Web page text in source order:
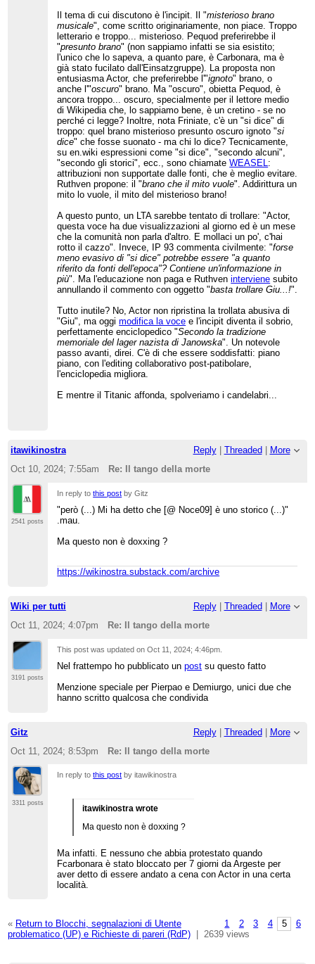
Il tema di cui discutono è l'incipit. Il "misterioso brano
musicale", come scritto originariamente, non piace. Troppo
letterario e troppo... misterioso. Pequod preferirebbe il
"presunto brano" (non sappiamo infatti se sia esistito;
l'unico che lo sapeva, a quanto pare, è Carbonara, ma è
già stato fucilato dall'Einsatzgruppe). La proposta non
entusiasma Actor, che preferirebbe l'"ignoto" brano, o
anche l'"oscuro" brano. Ma "oscuro", obietta Pequod, è
ancora troppo... oscuro, specialmente per il lettore medio
di Wikipedia che, lo sappiamo bene, è un cretino - se no
perché ci legge? Inoltre, nota Friniate, c'è un "si dice" di
troppo: quel brano misterioso presunto oscuro ignoto "si
dice" che fosse suonato - ma chi lo dice? Tecnicamente,
su en.wiki espressioni come "si dice", "secondo alcuni",
"secondo gli storici", ecc., sono chiamateWEASEL :
attribuzioni non supportate dalle fonti, che è meglio evitare.
Ruthven propone: il "brano che il mito vuole". Addirittura un
mito lo vuole, il mito del misterioso brano!
A questo punto, un LTA sarebbe tentato di trollare: "Actor,
questa voce ha due visualizzazioni al giorno ed è un mese
che la comunità non parla d'altro. E mollaci un po', c'hai
rotto il cazzo". Invece, IP 93 commenta civilmente: "forse
meno evasivo di "si dice" potrebbe essere "a quanto
riferito da fonti dell'epoca"? Contiene un'informazione in
più". Ma l'educazione non paga e Ruthveninterviene subito
annullando il commento con oggetto "basta trollare Giu...!".
Tutto inutile? No, Actor non ripristina la trollata abusiva di
"Giu", ma oggimodifica la voce e l'incipit diventa il sobrio,
perfettamente enciclopedico "Secondo la tradizione
memoriale del lager nazista di Janowska". Un notevole
passo avanti, direi. C'è di che essere soddisfatti: piano
piano, con l'editing collaborativo post-patibolare,
l'enciclopedia migliora.
E mentre il Titanic affonda, spolveriamo i candelabri...
itawikinostra Reply| Threaded
More
Oct 10, 2024; 7:55am
Re: Il tango della morte
2541 posts
In reply tothis post by Gitz
"però (...) Mi ha detto che [@ Noce09] è uno storico (...)"
.mau.
Ma questo non è doxxing ?
https://wikinostra.substack.com/archive
Wiki per tutti Reply| Threaded
More
Oct 11, 2024; 4:07pm
Re: Il tango della morte
3191 posts
This post was updated onOct 11, 2024; 4:46pm
Nel frattempo ho pubblicato unpost su questo fatto
Menzione speciale per Pierpao e Demiurgo, unici due che
hanno scritto qualcosa che condivida
Gitz Reply| Threaded | More
Oct 11, 2024; 8:53pm
Re: Il tango della morte
3311 posts
In reply tothis post by itawikinostra
itawikinostra wrote
Ma questo non è doxxing ?
Ma infatti. E nessuno che abbia protestato quando
Fcarbonara è stato bloccato per 7 giorni da Argeste per
aver detto di essere andato a cena con Actor in una certa
località.
1 2 3 4 5 6
« Return to Blocchi, segnalazioni di Utente
problematico (UP) e Richieste di pareri (RdP)| 2639 views